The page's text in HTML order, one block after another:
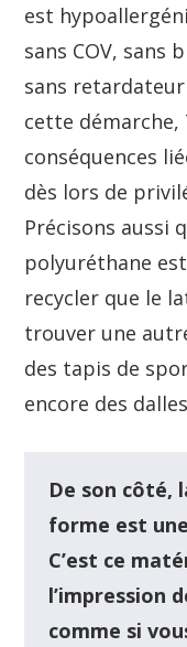
est
sans COV, sans
sans
cette
conséquences
dès lors de
Précisons aussi
polyuréthane
recycler que le
trouver une
des tapis de
encore des
De son côté,
forme est
C’est ce
l’impression
comme si